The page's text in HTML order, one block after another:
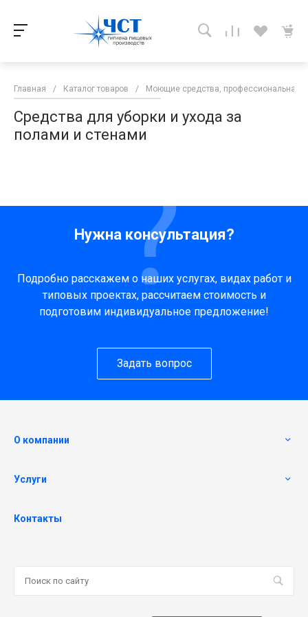
Главная / Каталог товаров / Моющие средства, профессиональная
Средства для уборки и ухода за
полами и стенами
Нужна консультация?
Подробно расскажем о наших услугах, видах работ и
типовых проектах, рассчитаем стоимость и
подготовим индивидуальное предложение!
Задать вопрос
О компании
Услуги
Контакты